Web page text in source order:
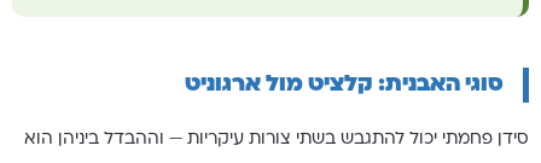
סוגי האבנית: קלציט מול ארגוניט
סידן פחמתי יכול להתגבש בשתי צורות עיקריות — וההבדל ביניהן הוא